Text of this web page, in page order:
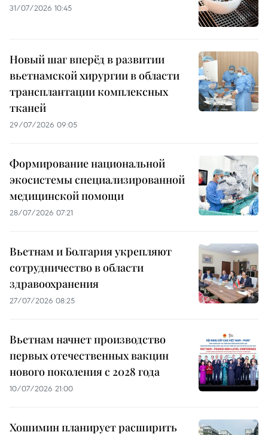
31/07/2026 10:45
Новый шаг вперёд в развитии
вьетнамской хирургии в области
трансплантации комплексных
тканей
29/07/2026 09:05
Формирование национальной
экосистемы специализированной
медицинской помощи
28/07/2026 07:21
Вьетнам и Болгария укрепляют
сотрудничество в области
здравоохранения
27/07/2026 08:25
Вьетнам начнет производство
первых отечественных вакцин
нового поколения с 2028 года
10/07/2026 21:00
Хошимин планирует расширить